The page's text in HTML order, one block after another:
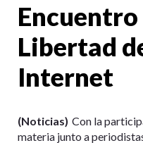
Libertad
Internet
(Noticias) Con la
materia junto a